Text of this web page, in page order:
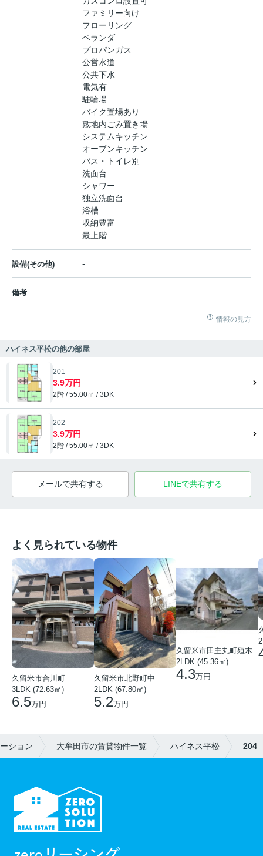
ファミリー向け
フローリング
ベランダ
プロパンガス
公営水道
公共下水
電気有
駐輪場
バイク置場あり
敷地内ごみ置き場
システムキッチン
オープンキッチン
バス・トイレ別
洗面台
シャワー
独立洗面台
浴槽
収納豊富
最上階
設備(その他) -
備考
情報の見方
ハイネス平松の他の部屋
201
3.9万円
2階 / 55.00㎡ / 3DK
202
3.9万円
2階 / 55.00㎡ / 3DK
メールで共有する LINEで共有する
よく見られている物件
久留米市合川町
3LDK (72.63㎡)
6.5万円
久留米市北野町中
2LDK (67.80㎡)
5.2万円
久留米市田主丸町殖木
2LDK (45.36㎡)
4.3万円
ション 大牟田市の賃貸物件一覧 ハイネス平松 204